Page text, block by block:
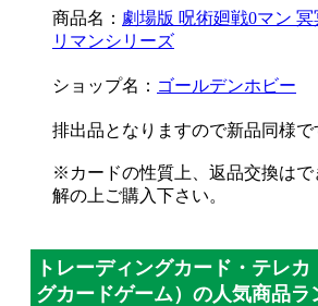
商品名： 劇場版 呪術廻戦0マン 冥
リマンシリーズ
ショップ名： ゴールデンホビー
排出品となりますので新品同様で
※カードの性質上、返品交換はで
解の上ご購入下さい。
トレーディングカード・テレ
グカードゲーム）の人気商品